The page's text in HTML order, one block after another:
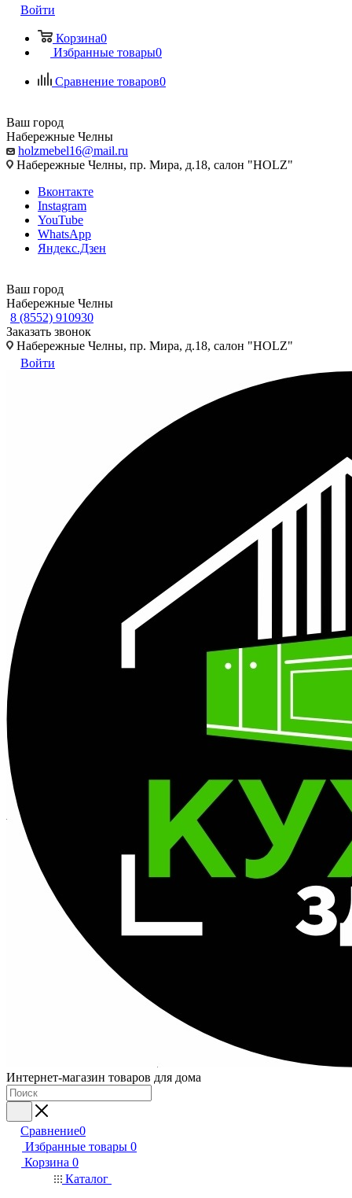
Войти
Корзина0
Избранные товары0
Сравнение товаров0
Ваш город
Набережные Челны
holzmebel16@mail.ru
Набережные Челны, пр. Мира, д.18, салон "HOLZ"
Вконтакте
Instagram
YouTube
WhatsApp
Яндекс.Дзен
Ваш город
Набережные Челны
8 (8552) 910930
Заказать звонок
Набережные Челны, пр. Мира, д.18, салон "HOLZ"
Войти
Интернет-магазин товаров для дома
Сравнение0
Избранные товары 0
Корзина 0
Каталог